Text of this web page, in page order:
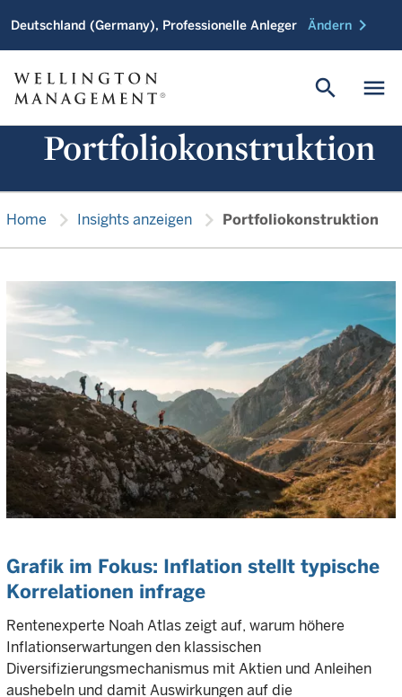
Deutschland (Germany), Professionelle Anleger Ändern chevron_right
menu
search
Portfoliokonstruktion
Home chevron_right Insights anzeigen chevron_right Portfoliokonstruktion
Grafik im Fokus: Inflation stellt typische
Korrelationen infrage
Rentenexperte Noah Atlas zeigt auf, warum höhere
Inflationserwartungen den klassischen
Diversifizierungsmechanismus mit Aktien und Anleihen
aushebeln und damit Auswirkungen auf die